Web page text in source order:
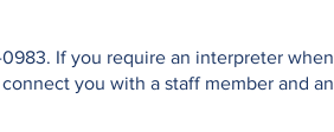
If you require an interpreter when
you with a staff member and an